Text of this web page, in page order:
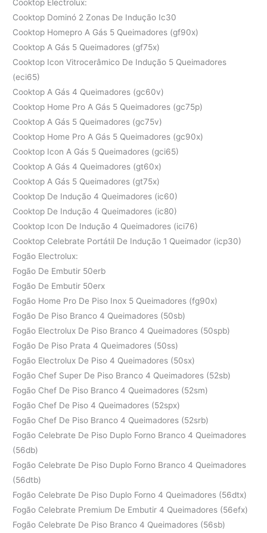
Cooktop Electrolux:
Cooktop Dominó 2 Zonas De Indução Ic30
Cooktop Homepro A Gás 5 Queimadores (gf90x)
Cooktop A Gás 5 Queimadores (gf75x)
Cooktop Icon Vitrocerâmico De Indução 5 Queimadores
(eci65)
Cooktop A Gás 4 Queimadores (gc60v)
Cooktop Home Pro A Gás 5 Queimadores (gc75p)
Cooktop A Gás 5 Queimadores (gc75v)
Cooktop Home Pro A Gás 5 Queimadores (gc90x)
Cooktop Icon A Gás 5 Queimadores (gci65)
Cooktop A Gás 4 Queimadores (gt60x)
Cooktop A Gás 5 Queimadores (gt75x)
Cooktop De Indução 4 Queimadores (ic60)
Cooktop De Indução 4 Queimadores (ic80)
Cooktop Icon De Indução 4 Queimadores (ici76)
Cooktop Celebrate Portátil De Indução 1 Queimador (icp30)
Fogão Electrolux:
Fogão De Embutir 50erb
Fogão De Embutir 50erx
Fogão Home Pro De Piso Inox 5 Queimadores (fg90x)
Fogão De Piso Branco 4 Queimadores (50sb)
Fogão Electrolux De Piso Branco 4 Queimadores (50spb)
Fogão De Piso Prata 4 Queimadores (50ss)
Fogão Electrolux De Piso 4 Queimadores (50sx)
Fogão Chef Super De Piso Branco 4 Queimadores (52sb)
Fogão Chef De Piso Branco 4 Queimadores (52sm)
Fogão Chef De Piso 4 Queimadores (52spx)
Fogão Chef De Piso Branco 4 Queimadores (52srb)
Fogão Celebrate De Piso Duplo Forno Branco 4 Queimadores
(56db)
Fogão Celebrate De Piso Duplo Forno Branco 4 Queimadores
(56dtb)
Fogão Celebrate De Piso Duplo Forno 4 Queimadores (56dtx)
Fogão Celebrate Premium De Embutir 4 Queimadores (56efx)
Fogão Celebrate De Piso Branco 4 Queimadores (56sb)